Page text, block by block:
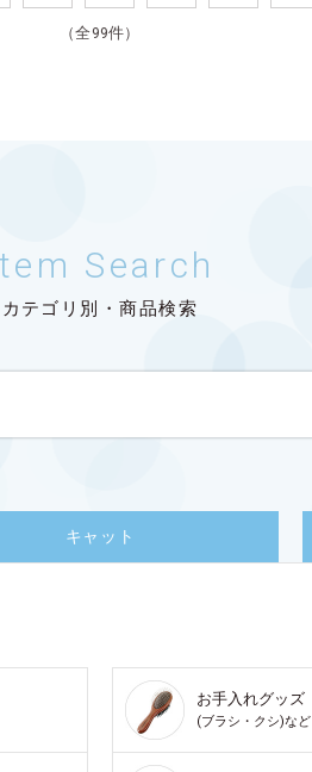
（全99件）
Search
カテゴリ別・商品検索
キャット
お手入れグッズ
(ブラシ・クシ)など